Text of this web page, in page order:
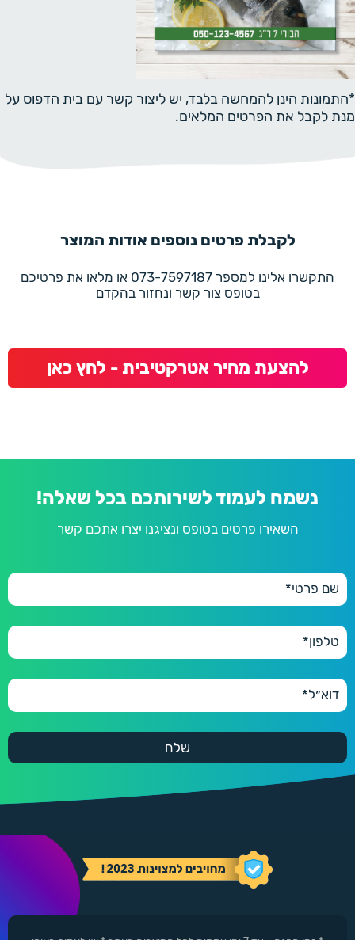
*התמונות הינן להמחשה בלבד, יש ליצור קשר עם בית הדפוס על
מנת לקבל את הפרטים המלאים.
לקבלת פרטים נוספים אודות המוצר
התקשרו אלינו למספר 073-7597187 או מלאו את פרטיכם
בטופס צור קשר ונחזור בהקדם
להצעת מחיר אטרקטיבית - לחץ כאן
נשמח לעמוד לשירותכם בכל שאלה!
השאירו פרטים בטופס ונציגנו יצרו אתכם קשר